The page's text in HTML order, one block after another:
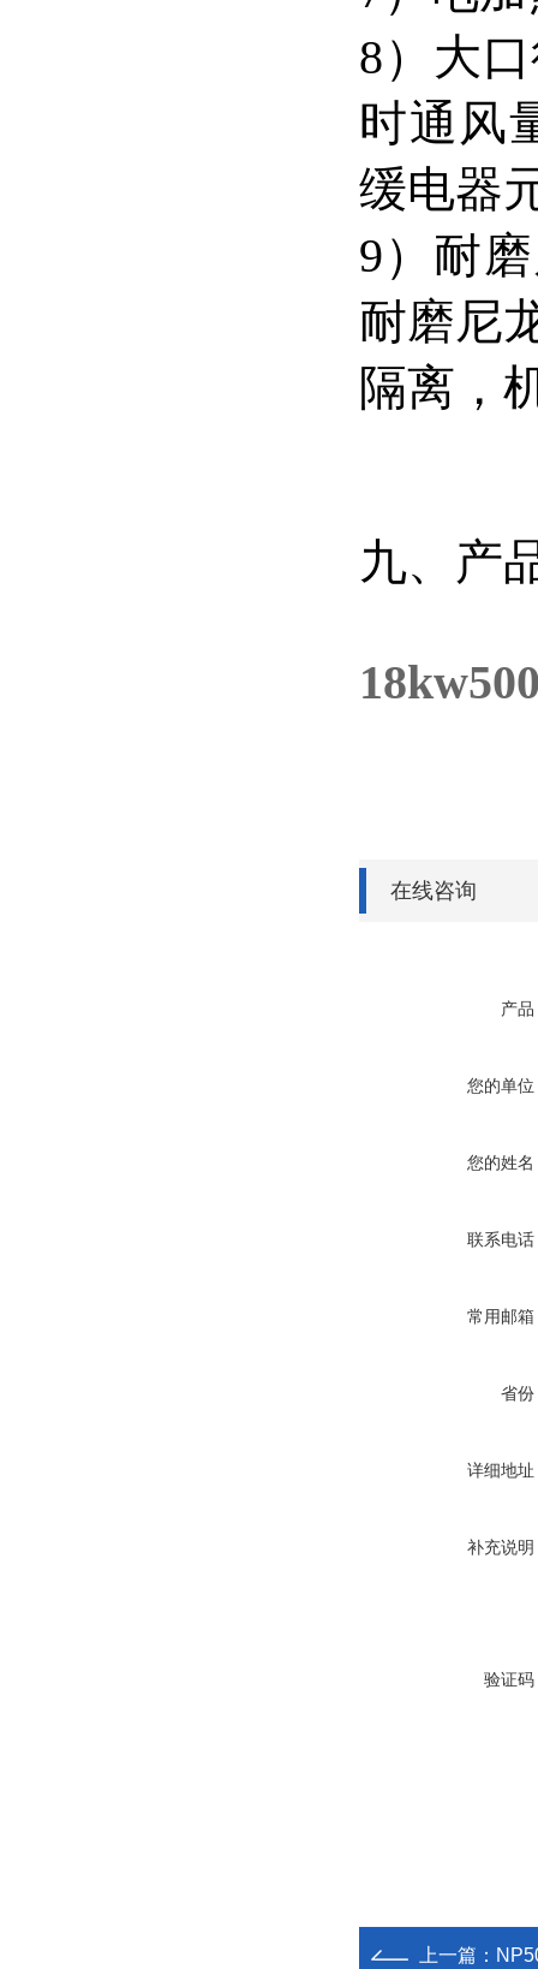
8）大
时通风
缓电器
9）耐
耐磨尼
隔离，
九、产
在线咨询
产品
您的单位
您的姓名
联系电话
常用邮箱
省份
详细地址
补充说明
验证码
上一篇：